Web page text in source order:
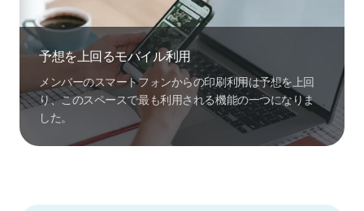
予想を上回るモバイル利用
メンバーのスマートフォンからの印刷利用は予想を上回
り、このスペースで最も利用される機能の一つになりま
した。